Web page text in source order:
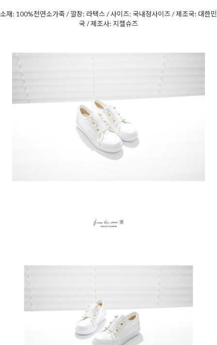
소재: 100%천연소가죽 / 깔창: 라텍스 / 사이즈: 국내정사이즈 / 제조국: 대한민
국 / 제조사: 지젤슈즈